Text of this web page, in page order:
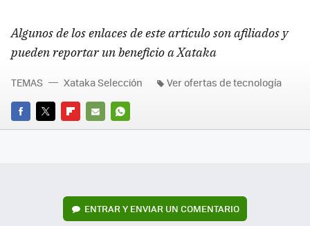
Algunos de los enlaces de este artículo son afiliados y
pueden reportar un beneficio a Xataka
FACEBOOK
TWITTERFLIPBOARD
E-
WHATSAPP
TEMAS Xataka Selección Ver ofertas de tecnología
ENTRAR Y ENVIAR UN COMENTARIO